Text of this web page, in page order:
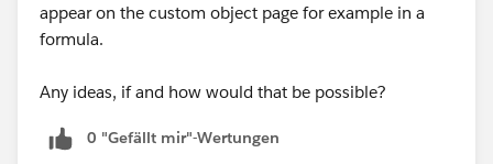
appear on the custom object page for example in a
formula.
Any ideas, if and how would that be possible?
0 "Gefällt mir"-Wertungen